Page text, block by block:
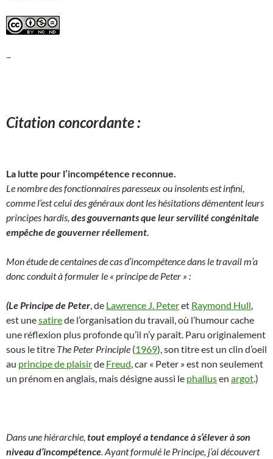
–
Citation concordante :
La lutte pour l’incompétence reconnue.
Le nombre des fonctionnaires paresseux ou insolents est infini,
comme l‘est celui des généraux dont les hésitations démentent leurs
principes hardis, des gouvernants que leur servilité congénitale
empêche de gouverner réellement.
Mon étude de centaines de cas d’incompétence dans le travail m’a
donc conduit à formuler le « principe de Peter » :
(Le Principe de Peter , de Lawrence J. Peteret Raymond Hull
est unesatirede l’organisation du travail, où l’humour cache
une réflexion plus profonde qu’il n’y paraît. Paru originalement
sous le titre The Peter Principle (1969), son titre est un clin d’oeil
au principe de plaisirde Freud , car « Peter » est non seulement
un prénom en anglais, mais désigne aussi le phallusen argot.)
Dans une hiérarchie, tout employé a tendance à s’élever à son
niveau d’incompétence Ayant formulé le Principe, j’ai découvert